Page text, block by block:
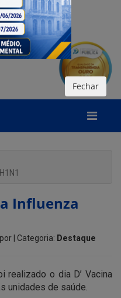
Influenza
| Categoria: Destaque
o dia D’ Vacina
unidades de saúde.
Fechar